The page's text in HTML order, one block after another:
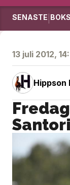
SENASTE
13 juli 2012,
Hippson